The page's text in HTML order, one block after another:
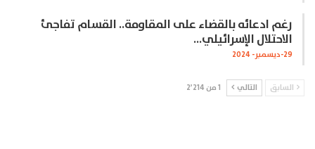
رغم ادعائه بالقضاء على المقاومة.. القسام تفاجئ
الاحتلال الإسرائيلي…
29-ديسمبر- 2024
السابق التالي 1 من 2٬214